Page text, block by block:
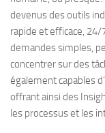
devenus des outils
rapide et efficace,
demandes simples,
concentrer sur des
également capables
offrant ainsi des
les processus et les